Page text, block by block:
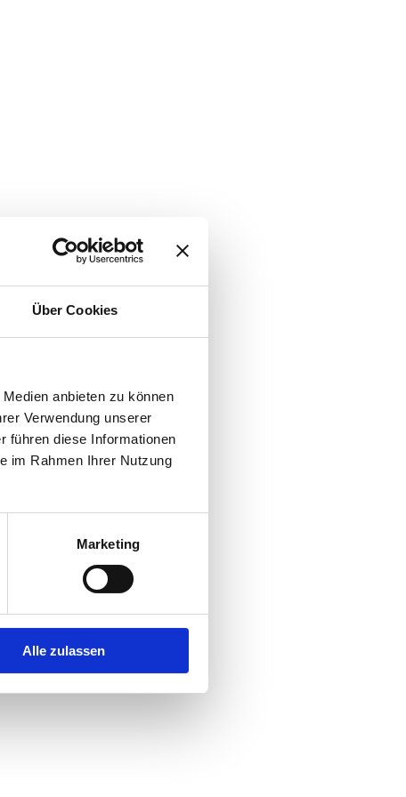
Über Cookies
anbieten zu können
Verwendung unserer
führen diese Informationen
im Rahmen Ihrer Nutzung
Marketing
Alle zulassen
consolefor more information).